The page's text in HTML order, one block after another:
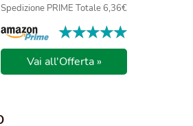
Spedizione PRIME Totale 6,36€
★★★★★
★★★★★
Vai all'Offerta »